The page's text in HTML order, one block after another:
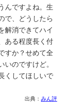
んですよね。生
で、どうしたら
解消できてハイ
ある程度長く付
すか？せめて全
いのですけど。
くしてほしいで
出典： みん評